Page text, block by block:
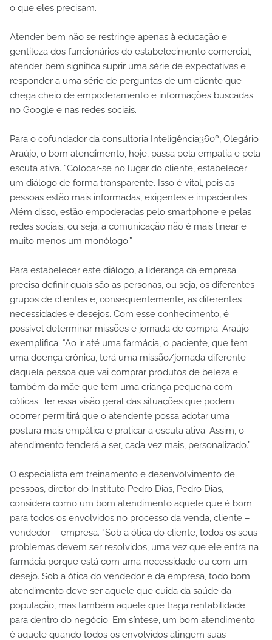
o que eles precisam.
Atender bem não se restringe apenas à educação e
gentileza dos funcionários do estabelecimento comercial,
atender bem significa suprir uma série de expectativas e
responder a uma série de perguntas de um cliente que
chega cheio de empoderamento e informações buscadas
no Google e nas redes sociais.
Para o cofundador da consultoria Inteligência360º, Olegário
Araújo, o bom atendimento, hoje, passa pela empatia e pela
escuta ativa. “Colocar-se no lugar do cliente, estabelecer
um diálogo de forma transparente. Isso é vital, pois as
pessoas estão mais informadas, exigentes e impacientes.
Além disso, estão empoderadas pelo smartphone e pelas
redes sociais, ou seja, a comunicação não é mais linear e
muito menos um monólogo.”
Para estabelecer este diálogo, a liderança da empresa
precisa definir quais são as personas, ou seja, os diferentes
grupos de clientes e, consequentemente, as diferentes
necessidades e desejos. Com esse conhecimento, é
possível determinar missões e jornada de compra. Araújo
exemplifica: “Ao ir até uma farmácia, o paciente, que tem
uma doença crônica, terá uma missão/jornada diferente
daquela pessoa que vai comprar produtos de beleza e
também da mãe que tem uma criança pequena com
cólicas. Ter essa visão geral das situações que podem
ocorrer permitirá que o atendente possa adotar uma
postura mais empática e praticar a escuta ativa. Assim, o
atendimento tenderá a ser, cada vez mais, personalizado.”
O especialista em treinamento e desenvolvimento de
pessoas, diretor do Instituto Pedro Dias, Pedro Dias,
considera como um bom atendimento aquele que é bom
para todos os envolvidos no processo da venda, cliente –
vendedor – empresa. “Sob a ótica do cliente, todos os seus
problemas devem ser resolvidos, uma vez que ele entra na
farmácia porque está com uma necessidade ou com um
desejo. Sob a ótica do vendedor e da empresa, todo bom
atendimento deve ser aquele que cuida da saúde da
população, mas também aquele que traga rentabilidade
para dentro do negócio. Em síntese, um bom atendimento
é aquele quando todos os envolvidos atingem suas